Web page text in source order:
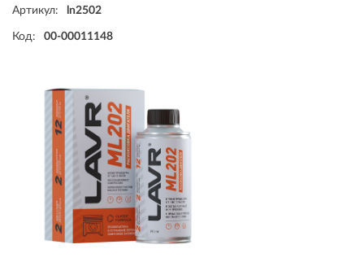
Артикул: ln2502
Код: 00-00011148